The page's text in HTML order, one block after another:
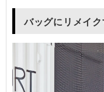
バッグにリメイ